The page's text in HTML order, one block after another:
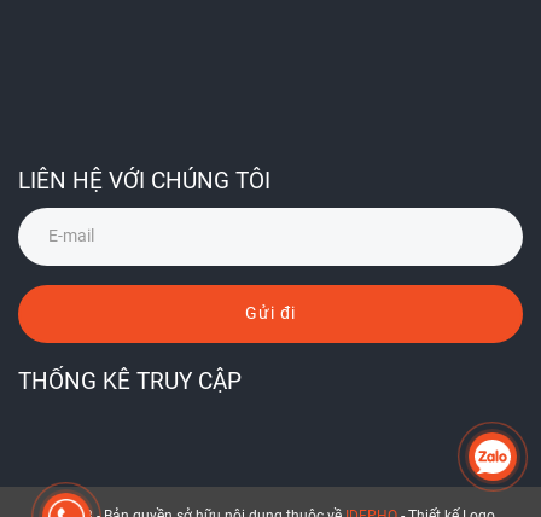
LIÊN HỆ VỚI CHÚNG TÔI
Gửi đi
THỐNG KÊ TRUY CẬP